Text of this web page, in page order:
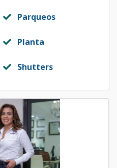
Parqueos
Planta
Shutters